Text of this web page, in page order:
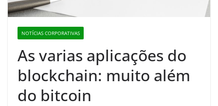
NOTÍCIAS CORPORATIVAS
As varias aplicações do
blockchain: muito além
do bitcoin